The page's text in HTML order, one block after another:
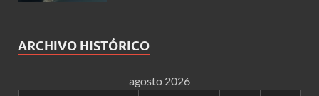
ARCHIVO HISTÓRICO
agosto 2026